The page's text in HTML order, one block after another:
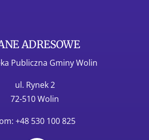
ADRESOWE
Publiczna Gminy Wolin
ul. Rynek 2
72-510 Wolin
+48 530 100 825